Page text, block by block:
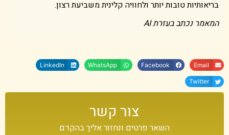
בריאותיות טובות יותר ולחוויה קלינית משביעת רצון.
המאמר נכתב בעזרת AI
Email
Facebook
WhatsApp
LinkedIn
Twitter
צור קשר
השאר פרטים ונחזור אליך בהקדם